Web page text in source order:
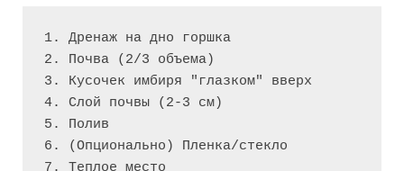
1. Дренаж на дно горшка
2. Почва (2/3 объема)
3. Кусочек имбиря "глазком" вверх
4. Слой почвы (2-3 см)
5. Полив
6. (Опционально) Пленка/стекло